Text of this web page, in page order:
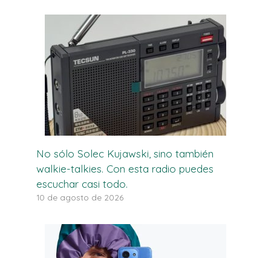
No sólo Solec Kujawski, sino también
walkie-talkies. Con esta radio puedes
escuchar casi todo.
10 de agosto de 2026